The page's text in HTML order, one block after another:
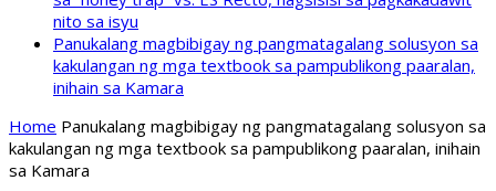
nito sa isyu
Panukalang magbibigay ng pangmatagalang solusyon sa
kakulangan ng mga textbook sa pampublikong paaralan,
inihain sa Kamara
Home Panukalang magbibigay ng pangmatagalang solusyon sa
kakulangan ng mga textbook sa pampublikong paaralan, inihain
sa Kamara